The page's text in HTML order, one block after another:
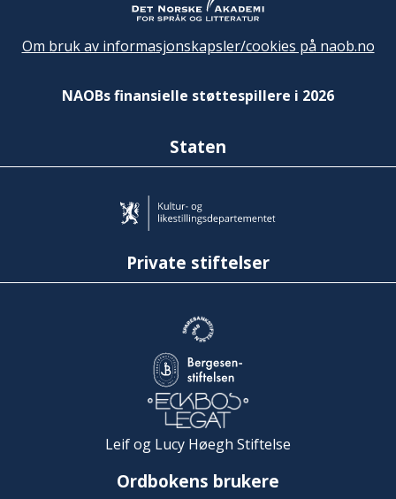
Om bruk av informasjonskapsler/cookies på naob.no
NAOBs finansielle støttespillere i 2026
Staten
Private stiftelser
Leif og Lucy Høegh Stiftelse
Ordbokens brukere